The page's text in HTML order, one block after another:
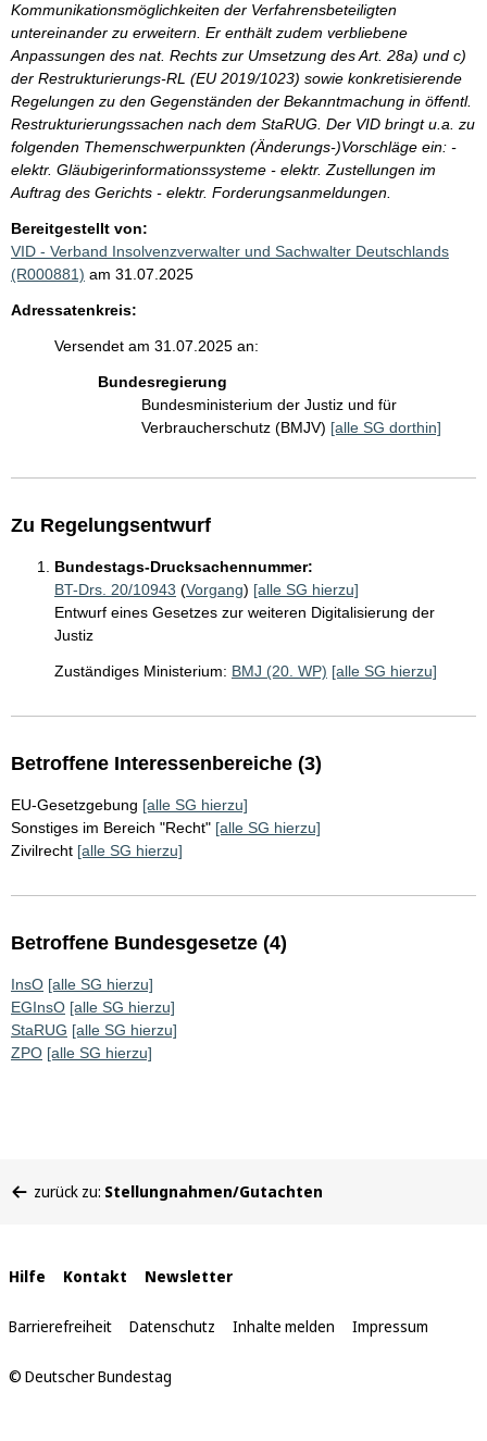
Kommunikationsmöglichkeiten der Verfahrensbeteiligten
untereinander zu erweitern. Er enthält zudem verbliebene
Anpassungen des nat. Rechts zur Umsetzung des Art. 28a) und c)
der Restrukturierungs-RL (EU 2019/1023) sowie konkretisierende
Regelungen zu den Gegenständen der Bekanntmachung in öffentl.
Restrukturierungssachen nach dem StaRUG. Der VID bringt u.a. zu
folgenden Themenschwerpunkten (Änderungs-)Vorschläge ein: -
elektr. Gläubigerinformationssysteme - elektr. Zustellungen im
Auftrag des Gerichts - elektr. Forderungsanmeldungen.
Bereitgestellt von:
VID - Verband Insolvenzverwalter und Sachwalter Deutschlands
(R000881) am 31.07.2025
Adressatenkreis:
Versendet am 31.07.2025 an:
Bundesregierung
Bundesministerium der Justiz und für
Verbraucherschutz (BMJV) [alle SG dorthin]
Zu Regelungsentwurf
Bundestags-Drucksachennummer:
BT-Drs. 20/10943 (Vorgang) [alle SG hierzu]
Entwurf eines Gesetzes zur weiteren Digitalisierung der
Justiz
Zuständiges Ministerium: BMJ (20. WP) [alle SG hierzu]
Betroffene Interessenbereiche (3)
EU-Gesetzgebung [alle SG hierzu]
Sonstiges im Bereich "Recht" [alle SG hierzu]
Zivilrecht [alle SG hierzu]
Betroffene Bundesgesetze (4)
InsO [alle SG hierzu]
EGInsO [alle SG hierzu]
StaRUG [alle SG hierzu]
ZPO [alle SG hierzu]
befinden
zurück zu: Stellungnahmen/Gutachten
Interne
Links
Hilfe Kontakt Newsletter
Barrierefreiheit Datenschutz Inhalte melden Impressum
© Deutscher Bundestag